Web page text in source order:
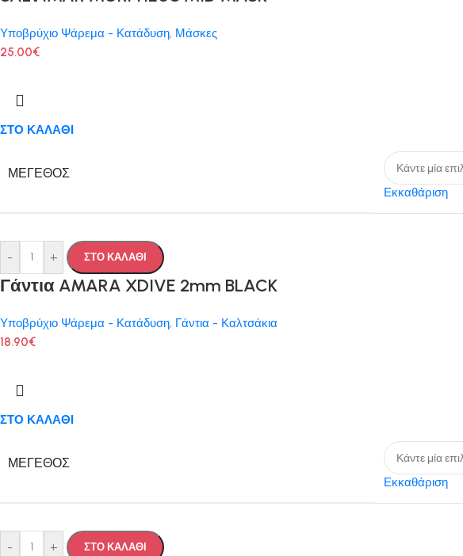
Υποβρύχιο Ψάρεμα - Κατάδυση, Μάσκες
25.00€
ΣΤΟ ΚΑΛΑΘΙ
ΜΈΓΕΘΟΣ
Εκκαθάριση
- + ΣΤΟ ΚΑΛΑΘΙ
Γάντια AMARA XDIVE 2mm BLACK
Υποβρύχιο Ψάρεμα - Κατάδυση, Γάντια - Καλτσάκια
18.90€
ΣΤΟ ΚΑΛΑΘΙ
ΜΈΓΕΘΟΣ
Εκκαθάριση
- + ΣΤΟ ΚΑΛΑΘΙ